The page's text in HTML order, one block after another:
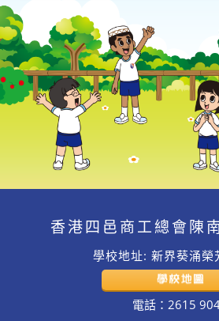
香港四邑商工總會陳
學校地址: 新界葵涌榮
電話：2615